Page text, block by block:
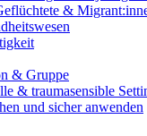
&
& Gruppe
& traumasensible
und sicher anwenden